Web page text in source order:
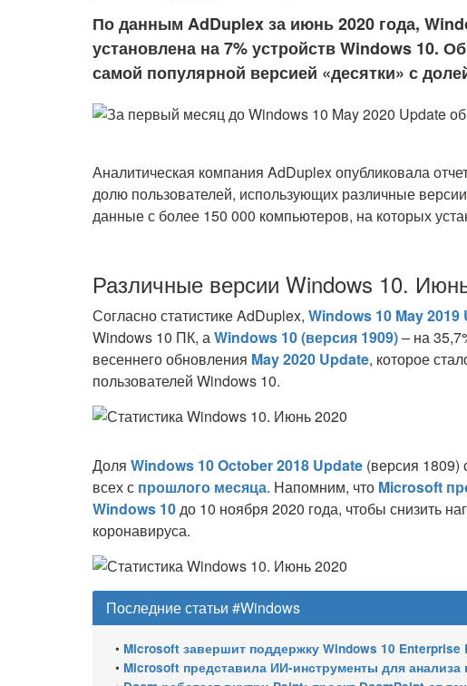
По данным AdDuplex за июнь 2020 года,
установлена на 7% устройств Windows 10.
самой популярной версией «десятки» с
Аналитическая компания AdDuplex опубликовала
долю пользователей, использующих различные версии
данные с более 150 000 компьютеров, на которых
Различные версии Windows 10.
Согласно статистике AdDuplex, Windows 10 May 2019
Windows 10 ПК, аWindows 10 (версия 1909)– на
весеннего обновления May 2020 Update, которое
пользователей Windows 10.
Доля Windows 10 October 2018 Update (версия 1809)
всех с прошлого месяца. Напомним, что Microsoft
Windows 10до 10 ноября 2020 года, чтобы снизить
коронавируса.
Последние статьи #Windows
• Microsoft завершит поддержку Windows 10 Enterprise LTSC 2021 в
• Microsoft представила ИИ-инструменты для анализа